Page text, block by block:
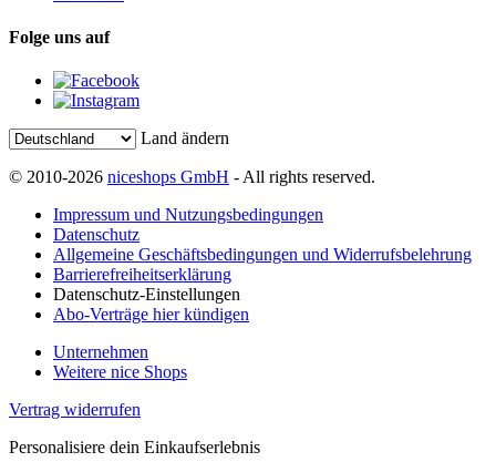
Folge uns auf
Land ändern
© 2010-2026 niceshops GmbH - All rights reserved.
Impressum und Nutzungsbedingungen
Datenschutz
Allgemeine Geschäftsbedingungen und Widerrufsbelehrung
Barrierefreiheitserklärung
Datenschutz-Einstellungen
Abo-Verträge hier kündigen
Unternehmen
Weitere nice Shops
Vertrag widerrufen
Personalisiere dein Einkaufserlebnis